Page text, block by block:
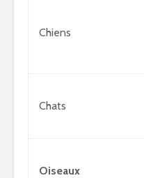
Chiens
Chats
Oiseaux